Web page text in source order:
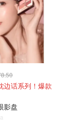
边话系列！爆款
影盘